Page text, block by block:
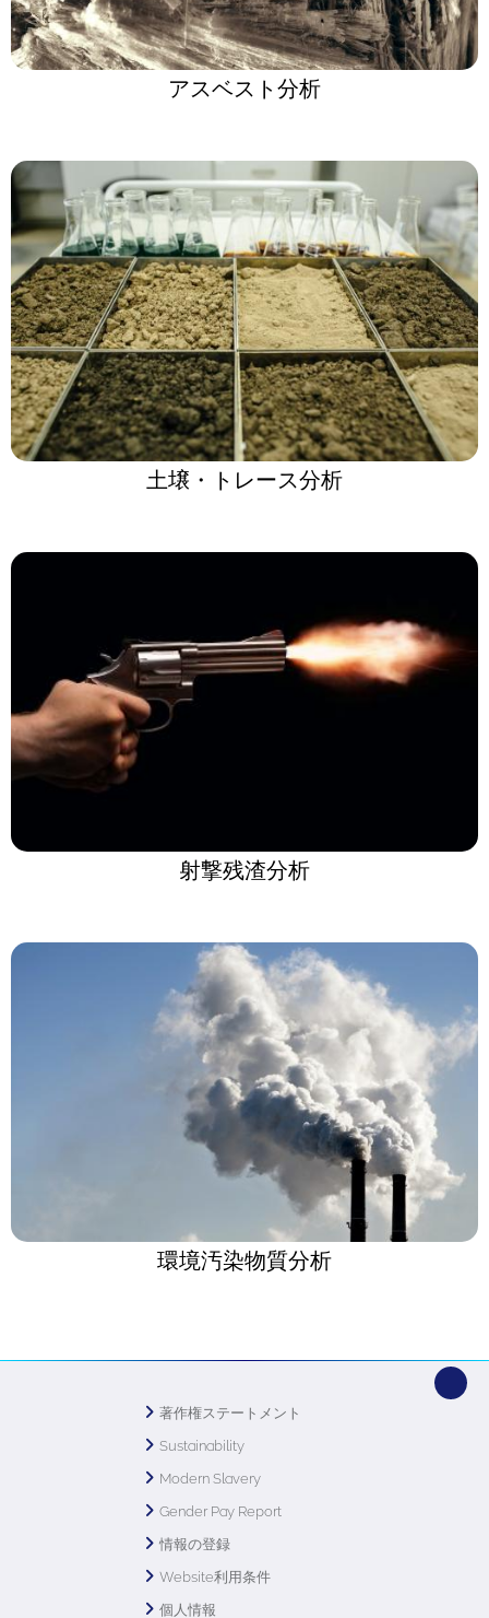
アスベスト分析
土壌・トレース分析
射撃残渣分析
環境汚染物質分析
著作権ステートメント
Sustainability
Modern Slavery
Gender Pay Report
情報の登録
Website利用条件
個人情報